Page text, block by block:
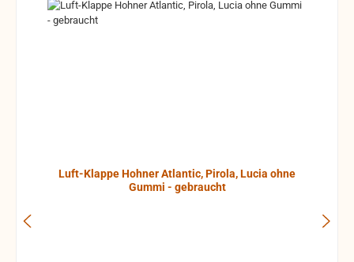
Luft-Klappe Hohner Atlantic, Pirola, Lucia ohne
Gummi - gebraucht